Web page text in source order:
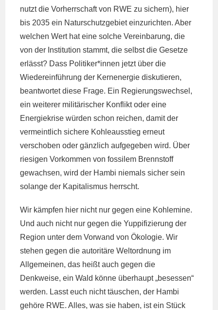
nutzt die Vorherrschaft von RWE zu sichern), hier
bis 2035 ein Naturschutzgebiet einzurichten. Aber
welchen Wert hat eine solche Vereinbarung, die
von der Institution stammt, die selbst die Gesetze
erlässt? Dass Politiker*innen jetzt über die
Wiedereinführung der Kernenergie diskutieren,
beantwortet diese Frage. Ein Regierungswechsel,
ein weiterer militärischer Konflikt oder eine
Energiekrise würden schon reichen, damit der
vermeintlich sichere Kohleausstieg erneut
verschoben oder gänzlich aufgegeben wird. Über
riesigen Vorkommen von fossilem Brennstoff
gewachsen, wird der Hambi niemals sicher sein
solange der Kapitalismus herrscht.
Wir kämpfen hier nicht nur gegen eine Kohlemine.
Und auch nicht nur gegen die Yuppifizierung der
Region unter dem Vorwand von Ökologie. Wir
stehen gegen die autoritäre Weltordnung im
Allgemeinen, das heißt auch gegen die
Denkweise, ein Wald könne überhaupt „besessen“
werden. Lasst euch nicht täuschen, der Hambi
gehöre RWE. Alles, was sie haben, ist ein Stück